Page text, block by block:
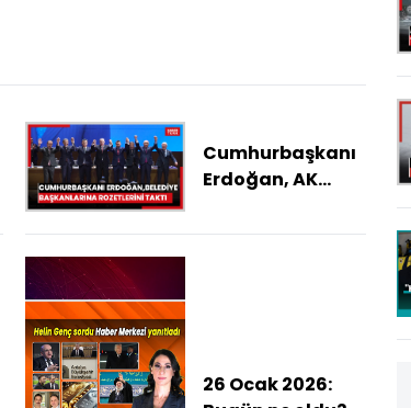
Cumhurbaşkanı
Erdoğan, AK
belediye
26 Ocak 2026: